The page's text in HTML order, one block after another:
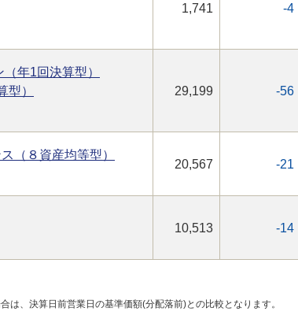
1,741 -4
年1回決算型）
）
29,199 -56
（８資産均等型）
20,567 -21
10,513 -14
、決算日前営業日の基準価額(分配落前)との比較となります。